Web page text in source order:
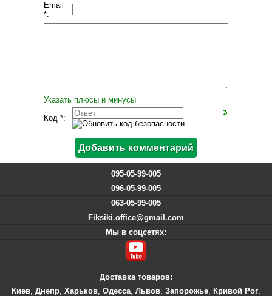
Email
*:
Указать плюсы и минусы
Код *:
095-05-99-005
096-05-99-005
063-05-99-005
Fiksiki.office@gmail.com
Мы в соцсетях:
Доставка товаров:
Киев, Днепр, Харьков, Одесса, Львов, Запорожье, Кривой Рог,